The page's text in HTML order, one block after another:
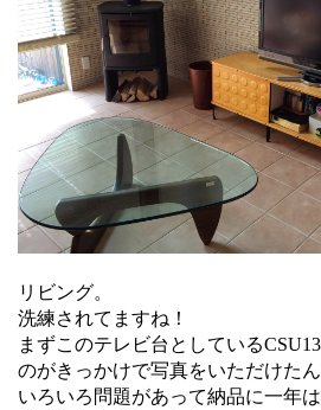
リビング。
洗練されてますね！
まずこのテレビ台としている
のがきっかけで写真をいただけたん
いろいろ問題があって納品に一年